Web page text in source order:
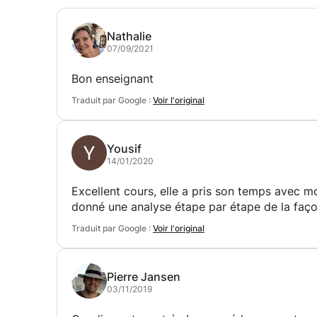
MOT
janv. 2004 – août 2005 (Belém, Brésil)
Hôtesse d'accueil trilingue
Aéroport international de Belém (Brésil)
Hôtesse d'accueil trilingue
juin 2001 - juin 2002
Nathalie
07/09/2021
Bon enseignant
Traduit par Google : Voir l'original
Yousif
14/01/2020
Excellent cours, elle a pris son temps avec
donné une analyse étape par étape de la
Traduit par Google : Voir l'original
Pierre Jansen
03/11/2019